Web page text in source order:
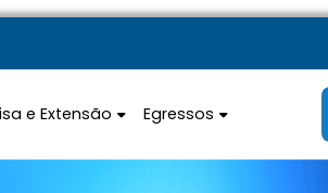
e Extensão Egressos